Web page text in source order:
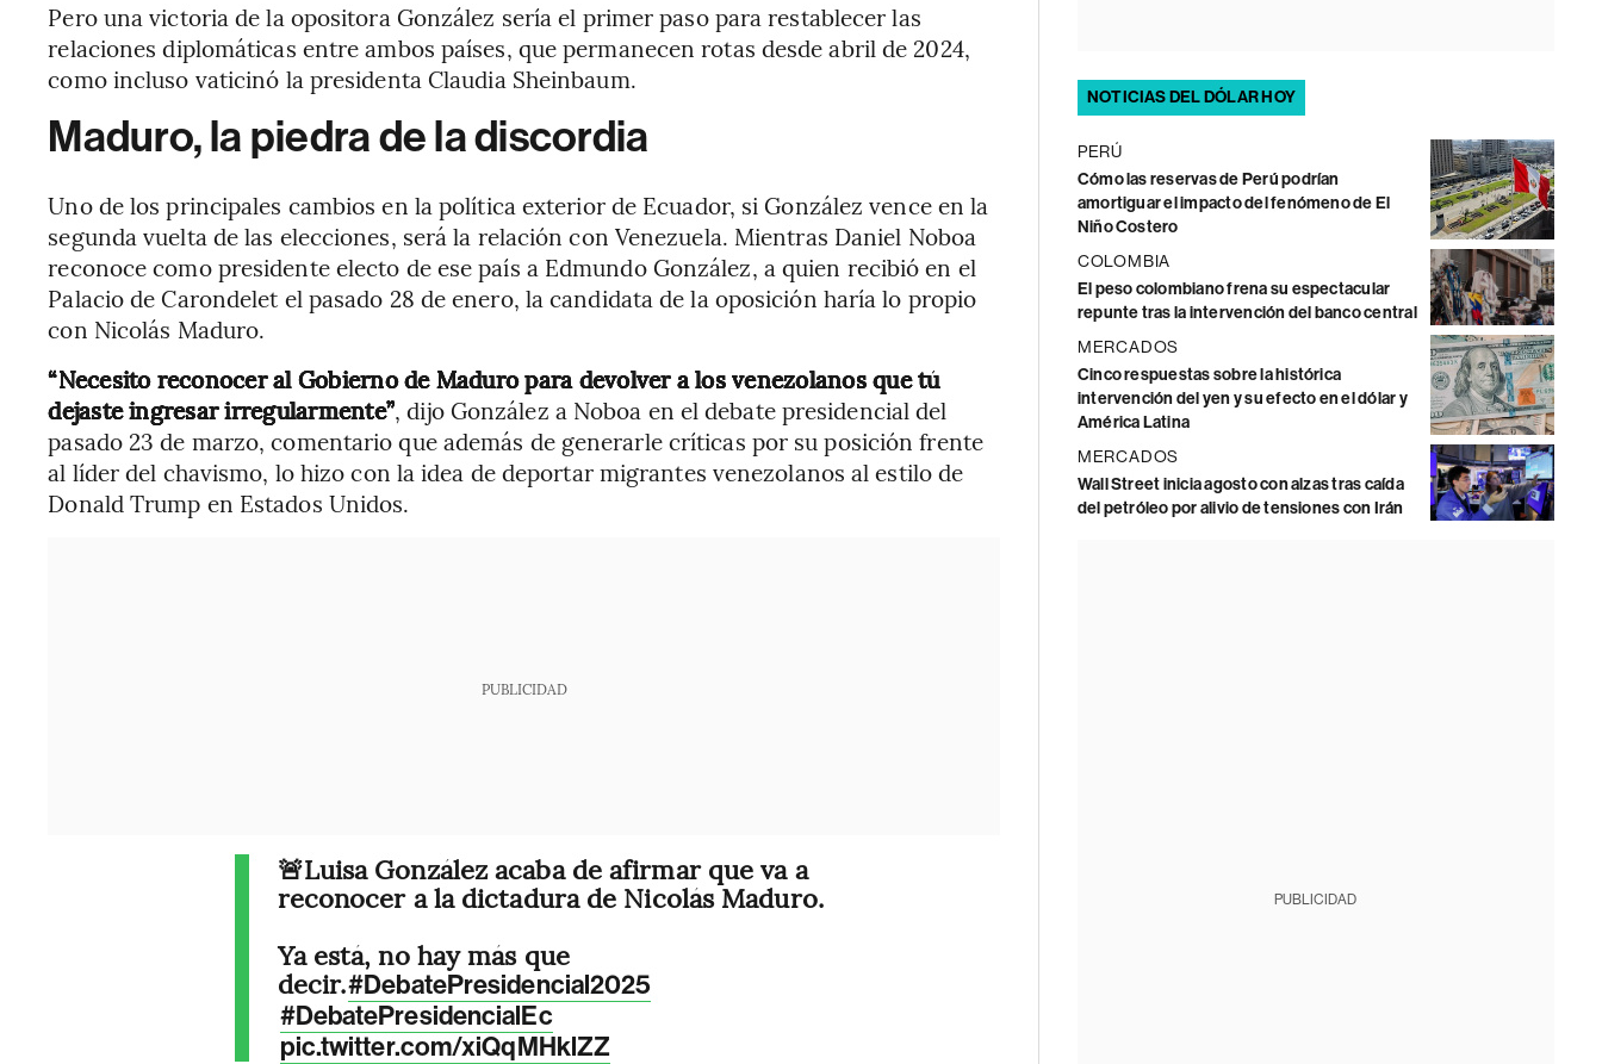
Pero una victoria de la opositora González sería el primer paso para restablecer las
relaciones diplomáticas entre ambos países, que permanecen rotas desde abril de 2024,
como incluso vaticinó la presidenta Claudia Sheinbaum.
Maduro, la piedra de la discordia
Uno de los principales cambios en la política exterior de Ecuador, si González vence en la
segunda vuelta de las elecciones, será la relación con Venezuela. Mientras Daniel Noboa
reconoce como presidente electo de ese país a Edmundo González, a quien recibió en el
Palacio de Carondelet el pasado 28 de enero, la candidata de la oposición haría lo propio
con Nicolás Maduro.
“Necesito reconocer al Gobierno de Maduro para devolver a los venezolanos que tú
dejaste ingresar irregularmente”, dijo González a Noboa en el debate presidencial del
pasado 23 de marzo, comentario que además de generarle críticas por su posición frente
al líder del chavismo, lo hizo con la idea de deportar migrantes venezolanos al estilo de
Donald Trump en Estados Unidos.
PUBLICIDAD
🚨Luisa González acaba de afirmar que va a
reconocer a la dictadura de Nicolás Maduro.
Ya está, no hay más que
decir.#DebatePresidencial2025
#DebatePresidencialEc
pic.twitter.com/xiQqMHklZZ
NOTICIAS DEL DÓLAR HOY
PERÚ
Cómo las reservas de Perú podrían
amortiguar el impacto del fenómeno de El
Niño Costero
COLOMBIA
El peso colombiano frena su espectacular
repunte tras la intervención del banco central
MERCADOS
Cinco respuestas sobre la histórica
intervención del yen y su efecto en el dólar y
América Latina
MERCADOS
Wall Street inicia agosto con alzas tras caída
del petróleo por alivio de tensiones con Irán
PUBLICIDAD